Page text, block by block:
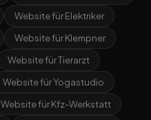
Website für Elektriker
Website für Klempner
Website für Tierarzt
Website für Yogastudio
Website für Kfz-Werkstatt